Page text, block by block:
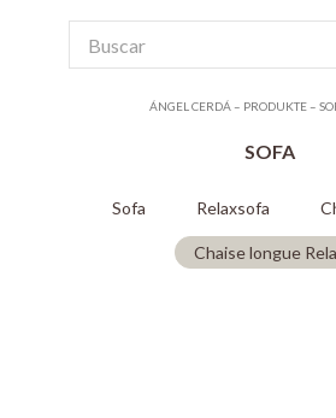
ÁNGEL CERDÁ – PRODUKTE –
SOFA
Sofa Relaxsofa
Chaise longue